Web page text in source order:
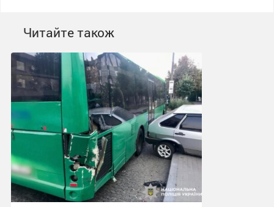
Читайте також